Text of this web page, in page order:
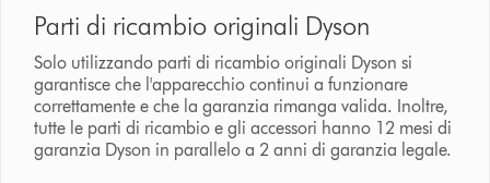
Parti di ricambio originali Dyson
Solo utilizzando parti di ricambio originali Dyson si
garantisce che l'apparecchio continui a funzionare
correttamente e che la garanzia rimanga valida. Inoltre,
tutte le parti di ricambio e gli accessori hanno 12 mesi di
garanzia Dyson in parallelo a 2 anni di garanzia legale.